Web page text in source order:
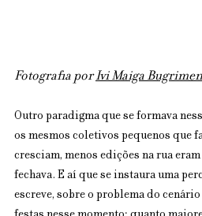
Fotografia por Ivi Maiga
Outro paradigma que se formava
os mesmos coletivos pequenos que
cresciam, menos edições na rua
fechava. E aí que se instaura uma
escreve, sobre o problema do